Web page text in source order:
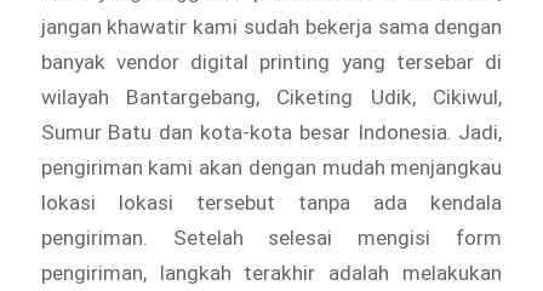
jangan khawatir kami sudah bekerja sama dengan
banyak vendor digital printing yang tersebar di
wilayah Bantargebang, Ciketing Udik, Cikiwul,
Sumur Batu dan kota-kota besar Indonesia. Jadi,
pengiriman kami akan dengan mudah menjangkau
lokasi lokasi tersebut tanpa ada kendala
pengiriman. Setelah selesai mengisi form
pengiriman, langkah terakhir adalah melakukan